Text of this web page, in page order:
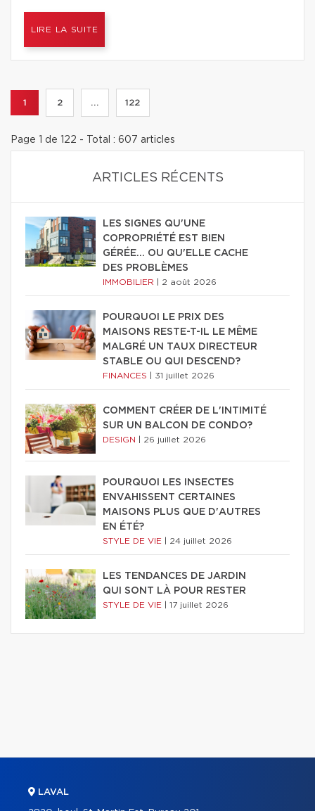
LIRE LA SUITE
1 2 ... 122
Page 1 de 122 - Total : 607 articles
ARTICLES RÉCENTS
LES SIGNES QU'UNE
COPROPRIÉTÉ EST BIEN
GÉRÉE… OU QU'ELLE CACHE
DES PROBLÈMES
IMMOBILIER 2 août 2026
POURQUOI LE PRIX DES
MAISONS RESTE-T-IL LE MÊME
MALGRÉ UN TAUX DIRECTEUR
STABLE OU QUI DESCEND?
FINANCES 31 juillet 2026
COMMENT CRÉER DE L'INTIMITÉ
SUR UN BALCON DE CONDO?
DESIGN 26 juillet 2026
POURQUOI LES INSECTES
ENVAHISSENT CERTAINES
MAISONS PLUS QUE D'AUTRES
EN ÉTÉ?
STYLE DE VIE 24 juillet 2026
LES TENDANCES DE JARDIN
QUI SONT LÀ POUR RESTER
STYLE DE VIE 17 juillet 2026
LAVAL